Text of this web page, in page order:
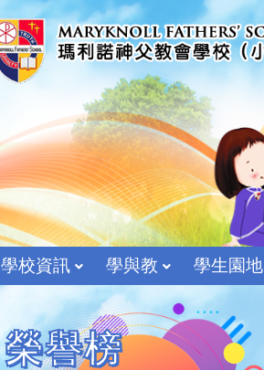
學校資訊 學與教 學生園地
榮譽榜